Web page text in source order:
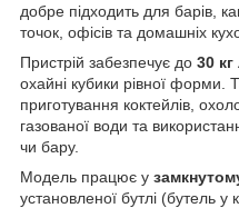
добре підходить для барів,
точок, офісів та домашніх
Пристрій забезпечує до 30
охайні кубики рівної форми.
приготування коктейлів,
газованої води та
чи бару.
Модель працює у
установленої бутлі (бутель